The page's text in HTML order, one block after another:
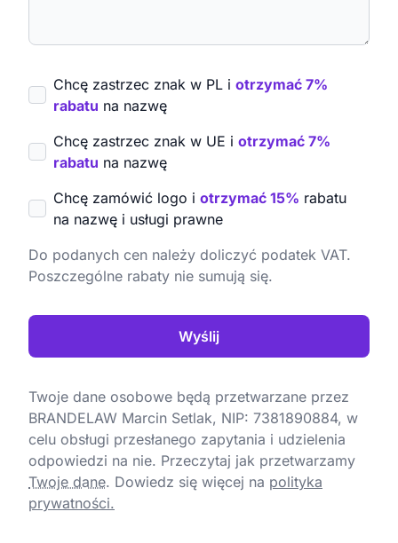
Chcę zastrzec znak w PL i otrzymać 7%
rabatu na nazwę
Chcę zastrzec znak w UE i otrzymać 7%
rabatu na nazwę
Chcę zamówić logo i otrzymać 15% rabatu
na nazwę i usługi prawne
Do podanych cen należy doliczyć podatek VAT.
Poszczególne rabaty nie sumują się.
Wyślij
Twoje dane osobowe będą przetwarzane przez
BRANDELAW Marcin Setlak, NIP: 7381890884, w
celu obsługi przesłanego zapytania i udzielenia
odpowiedzi na nie. Przeczytaj jak przetwarzamy
Twoje dane. Dowiedz się więcej na polityka
prywatności.